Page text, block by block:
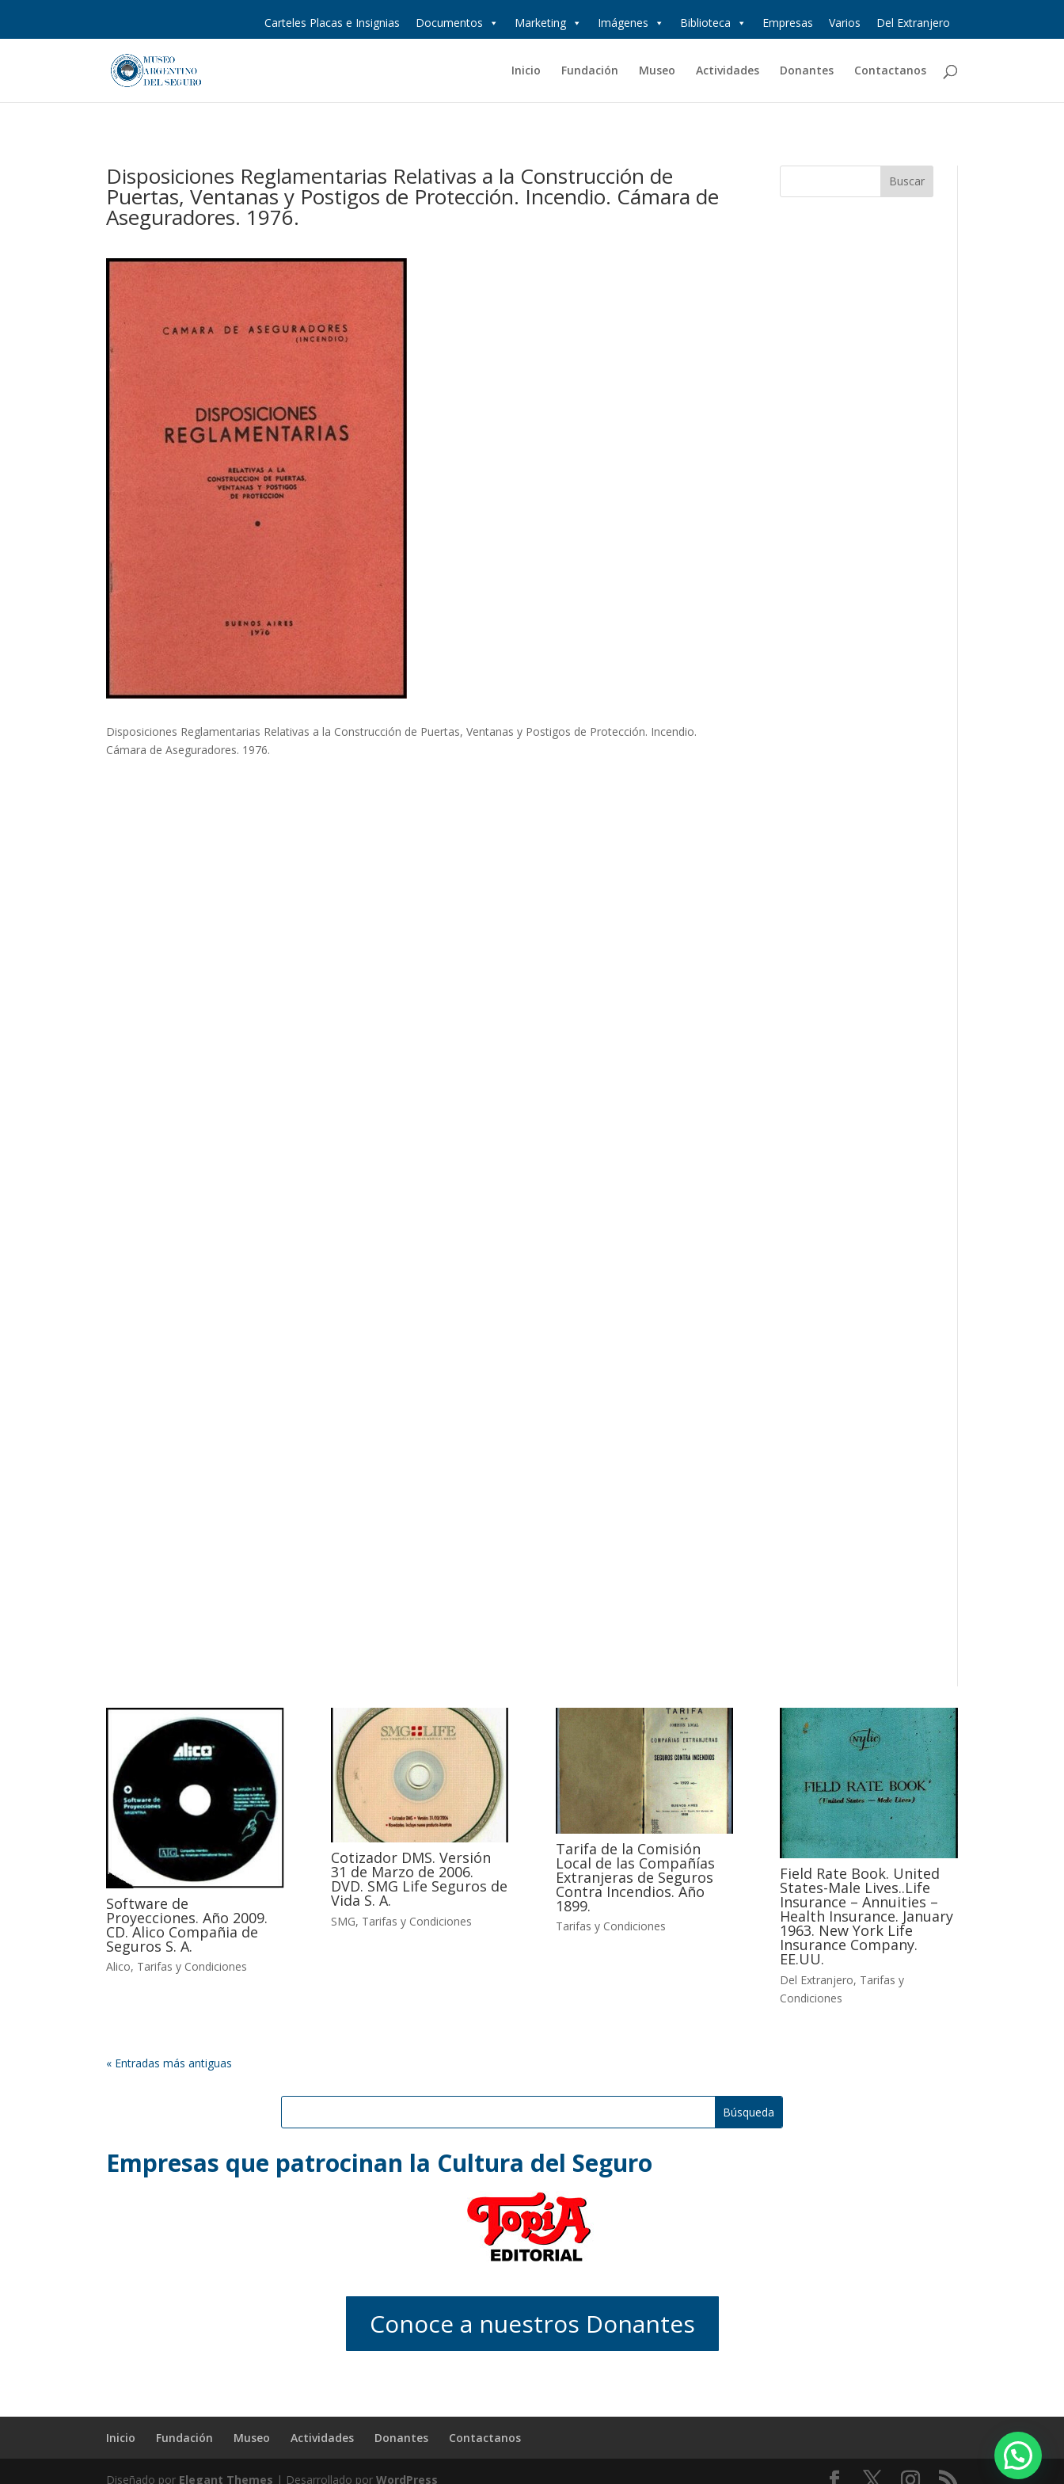
Carteles Placas e Insignias Documentos Marketing Imágenes Biblioteca Empresas Varios Del Extranjero
Inicio Fundación Museo Actividades Donantes Contactanos
Disposiciones Reglamentarias Relativas a la Construcción de
Puertas, Ventanas y Postigos de Protección. Incendio. Cámara de
Aseguradores. 1976.
Disposiciones Reglamentarias Relativas a la Construcción de Puertas, Ventanas y Postigos de Protección. Incendio.
Cámara de Aseguradores. 1976.
Software de
Proyecciones. Año 2009.
CD. Alico Compañia de
Seguros S. A.
Alico, Tarifas y Condiciones
Cotizador DMS. Versión
31 de Marzo de 2006.
DVD. SMG Life Seguros de
Vida S. A.
SMG, Tarifas y Condiciones
Tarifa de la Comisión
Local de las Compañías
Extranjeras de Seguros
Contra Incendios. Año
1899.
Tarifas y Condiciones
Field Rate Book. United
States-Male Lives..Life
Insurance – Annuities –
Health Insurance. January
1963. New York Life
Insurance Company.
EE.UU.
Del Extranjero, Tarifas y
Condiciones
« Entradas más antiguas
Empresas que patrocinan la Cultura del Seguro
Conoce a nuestros Donantes
Inicio Fundación Museo Actividades Donantes Contactanos
Diseñado por Elegant Themes | Desarrollado porWordPress